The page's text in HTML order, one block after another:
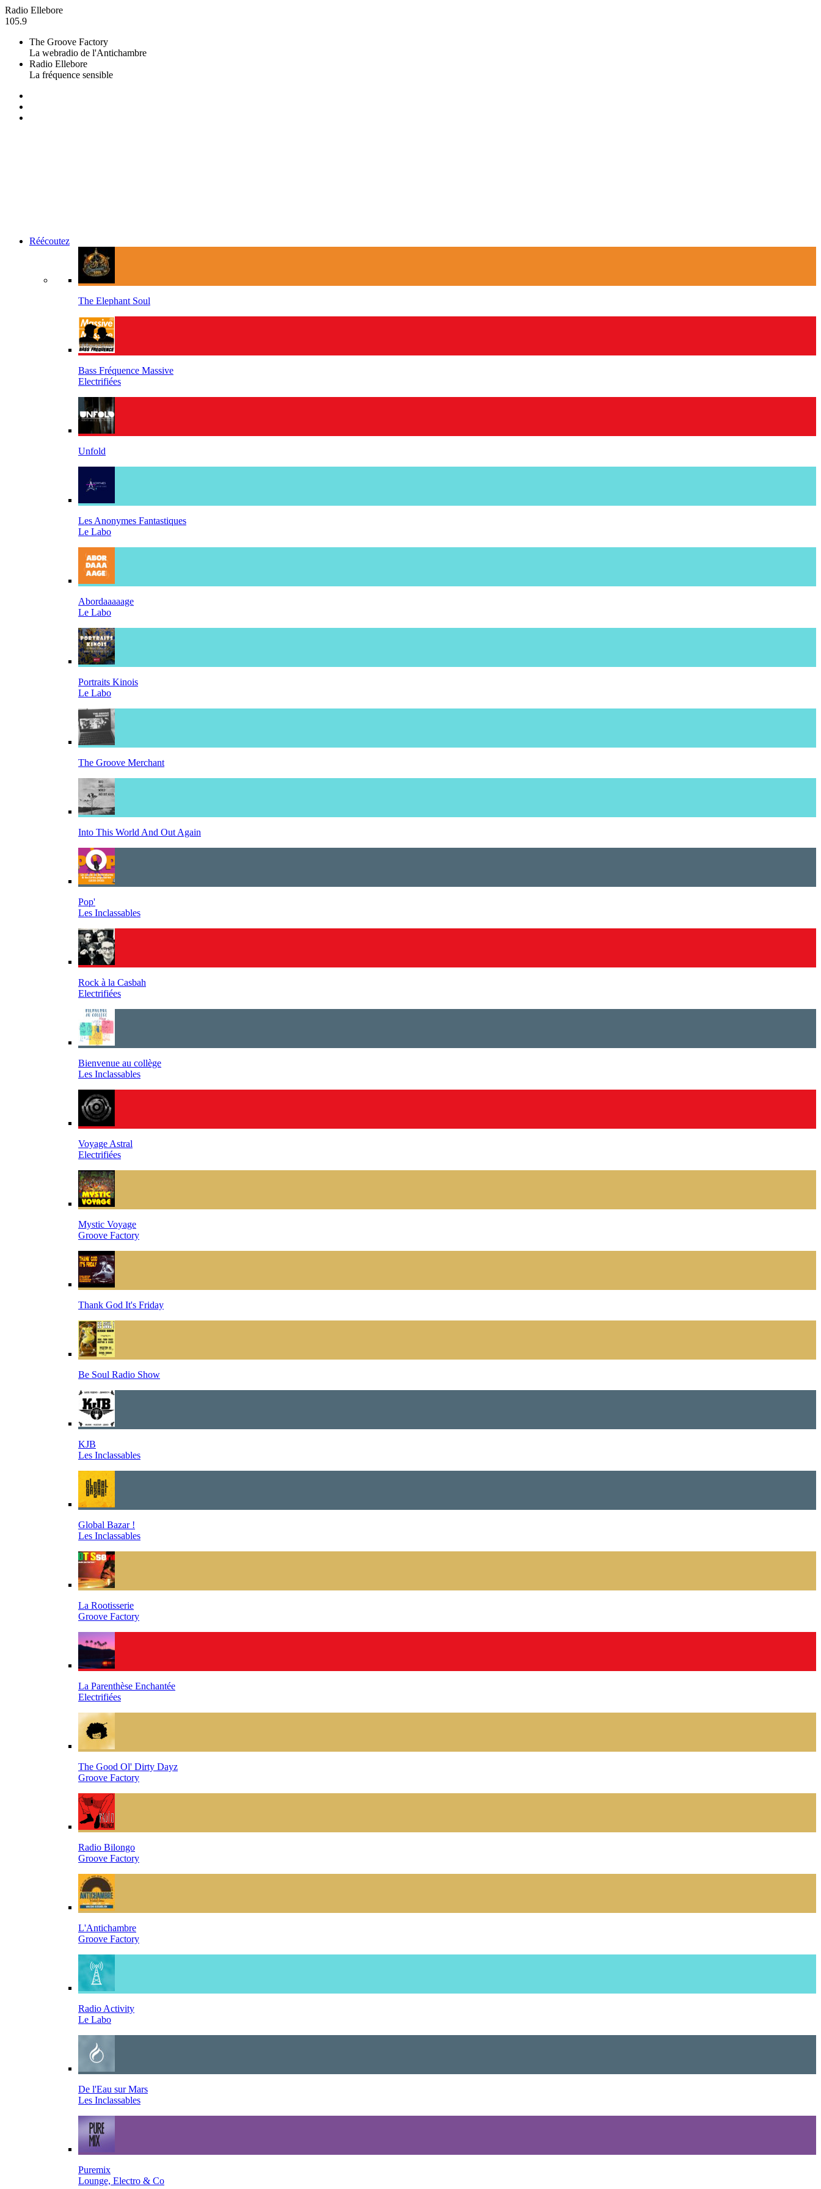
Radio Ellebore
105.9
The Groove Factory
La webradio de l'Antichambre
Radio Ellebore
La fréquence sensible
Réécoutez
The Elephant Soul
Bass Fréquence Massive
Electrifiées
Unfold
Les Anonymes Fantastiques
Le Labo
Abordaaaaage
Le Labo
Portraits Kinois
Le Labo
The Groove Merchant
Into This World And Out Again
Pop'
Les Inclassables
Rock à la Casbah
Electrifiées
Bienvenue au collège
Les Inclassables
Voyage Astral
Electrifiées
Mystic Voyage
Groove Factory
Thank God It's Friday
Be Soul Radio Show
KJB
Les Inclassables
Global Bazar !
Les Inclassables
La Rootisserie
Groove Factory
La Parenthèse Enchantée
Electrifiées
The Good Ol' Dirty Dayz
Groove Factory
Radio Bilongo
Groove Factory
L'Antichambre
Groove Factory
Radio Activity
Le Labo
De l'Eau sur Mars
Les Inclassables
Puremix
Lounge, Electro & Co